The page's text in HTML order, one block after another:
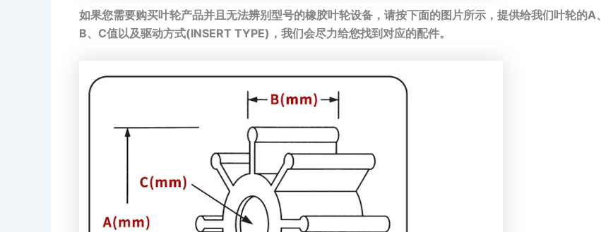
如果您需要购买叶轮产品并且无法辨别型号的橡胶叶轮设备，请按下面的图片所示，提供给我们叶轮的A、
B、C值以及驱动方式(INSERT TYPE)，我们会尽力给您找到对应的配件。